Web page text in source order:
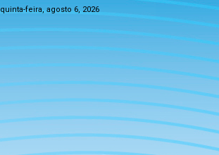
quinta-feira, agosto 6, 2026